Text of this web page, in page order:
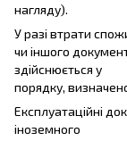
нагляду).
У разі втрати
чи іншого
здійснюється у
порядку,
Експлуатаційні
іноземного